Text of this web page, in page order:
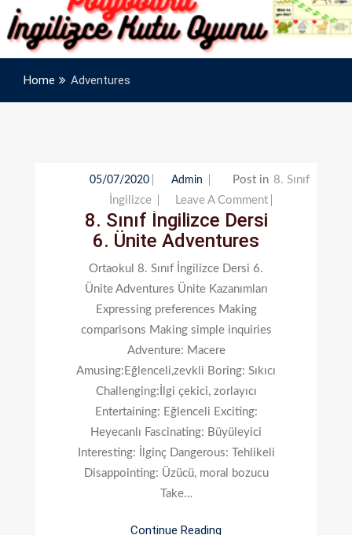
Home Adventures
05/07/2020 Admin Post in 8. Sınıf
İngilizce
Leave A Comment
8. Sınıf İngilizce Dersi
6. Ünite Adventures
Ortaokul 8. Sınıf İngilizce Dersi 6.
Ünite Adventures Ünite Kazanımları
Expressing preferences Making
comparisons Making simple inquiries
Adventure: Macere
Amusing:Eğlenceli,zevkli Boring: Sıkıcı
Challenging:İlgi çekici, zorlayıcı
Entertaining: Eğlenceli Exciting:
Heyecanlı Fascinating: Büyüleyici
Interesting: İlginç Dangerous: Tehlikeli
Disappointing: Üzücü, moral bozucu
Take…
Continue Reading